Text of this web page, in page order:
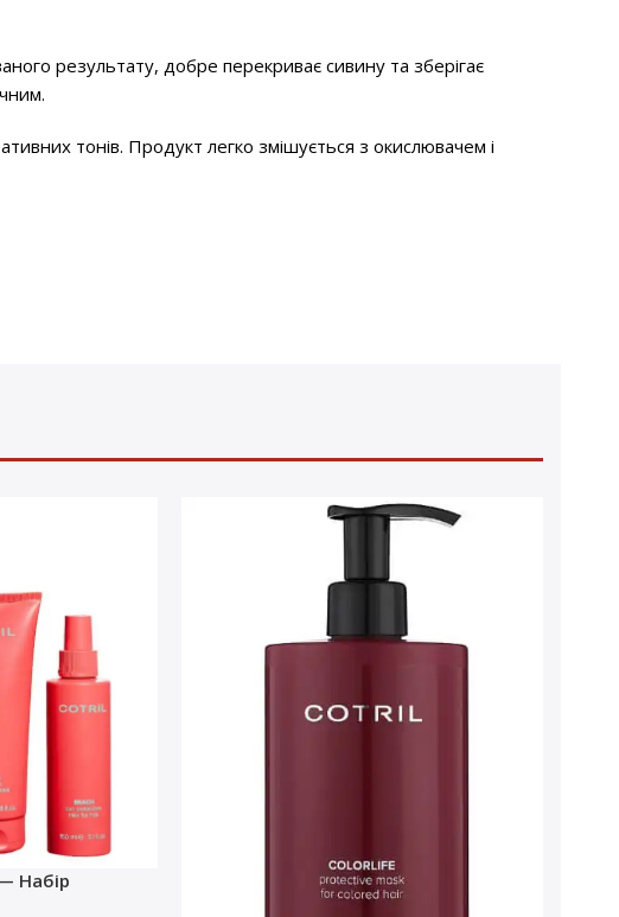
результату, добре перекриває сивину та зберігає
тонів. Продукт легко змішується з окислювачем і
Набір